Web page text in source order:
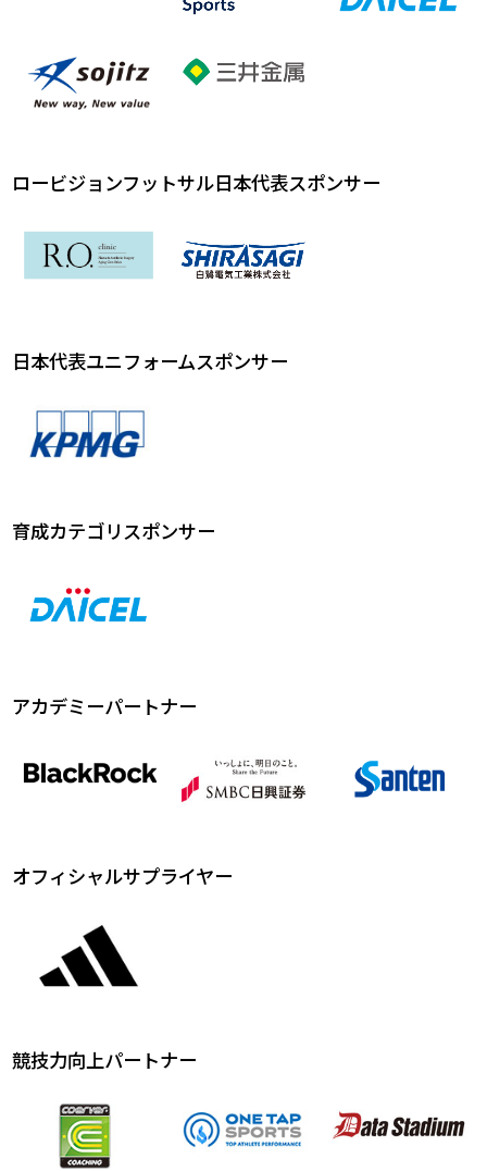
ロービジョンフットサル日本代表スポンサー
日本代表ユニフォームスポンサー
育成カテゴリスポンサー
アカデミーパートナー
オフィシャルサプライヤー
競技力向上パートナー